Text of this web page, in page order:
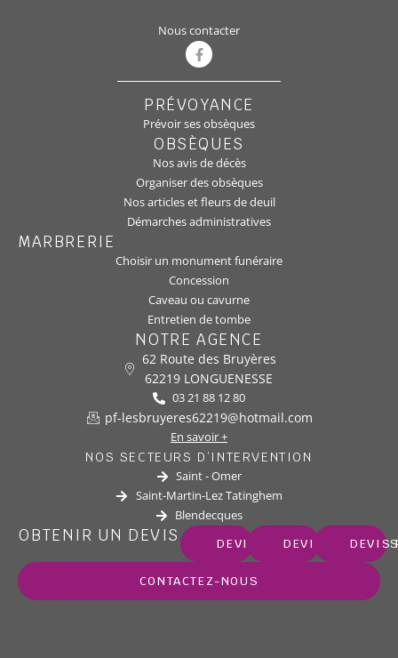
Nous contacter
PRÉVOYANCE
Prévoir ses obsèques
OBSÈQUES
Nos avis de décès
Organiser des obsèques
Nos articles et fleurs de deuil
Démarches administratives
MARBRERIE
Choisir un monument funéraire
Concession
Caveau ou cavurne
Entretien de tombe
NOTRE AGENCE
62 Route des Bruyères
62219 LONGUENESSE
03 21 88 12 80
pf-lesbruyeres62219@hotmail.com
En savoir +
NOS SECTEURS D’INTERVENTION
Saint - Omer
Saint-Martin-Lez Tatinghem
Blendecques
OBTENIR UN DEVIS DEVIS MARBRERIE
DEVIS DEVIS
CONTACTEZ-NOUS